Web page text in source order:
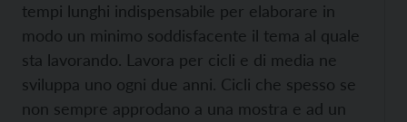
tempi lunghi indispensabile per elaborare in
modo un minimo soddisfacente il tema al quale
sta lavorando. Lavora per cicli e di media ne
sviluppa uno ogni due anni. Cicli che spesso se
non sempre approdano a una mostra e ad un